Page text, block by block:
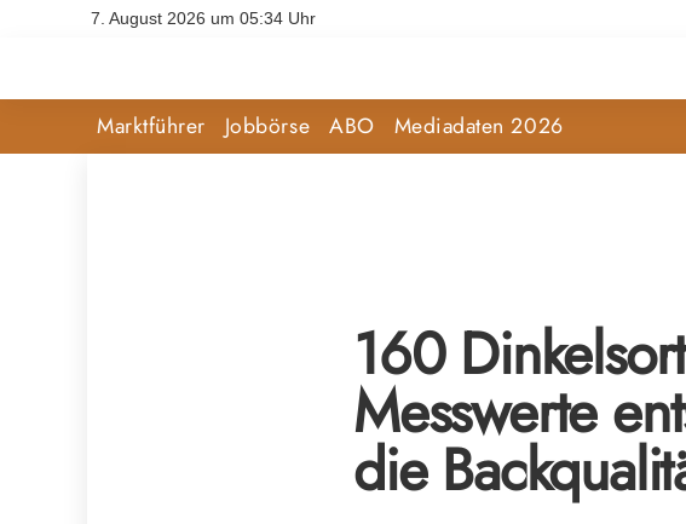
7. August 2026 um 05:34 Uhr
Marktführer Jobbörse ABO Mediadaten 2026
160
Messwerte
die